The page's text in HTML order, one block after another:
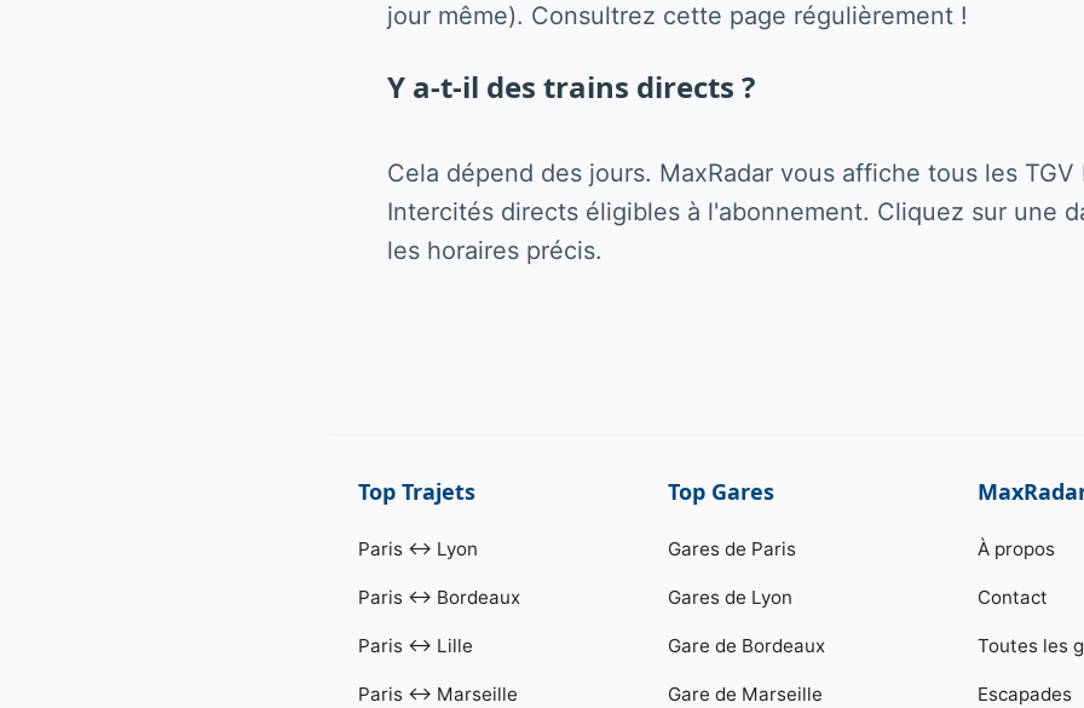
jour même). Consultrez cette page régulièrement !
Y a-t-il des trains directs ?
Cela dépend des jours. MaxRadar vous affiche tous les TGV
Intercités directs éligibles à l'abonnement. Cliquez sur une
les horaires précis.
Top Trajets
Paris ↔ Lyon
Paris ↔ Bordeaux
Paris ↔ Lille
Paris ↔ Marseille
Top Gares
Gares de Paris
Gares de Lyon
Gare de Bordeaux
Gare de Marseille
À propos
Contact
Toutes les
Escapades